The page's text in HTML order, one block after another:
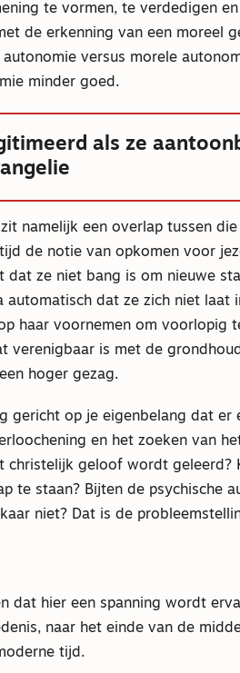
te vormen, te verdedigen
de erkenning van een moreel
versus morele
minder goed.
als ze
namelijk een overlap tussen
de notie van opkomen voor
ze niet bang is om nieuwe
dat ze zich niet laat
haar voornemen om voorlopig
verenigbaar is met de
hoger gezag.
gericht op je eigenbelang dat er
en het zoeken van
christelijk geloof wordt geleerd?
te staan? Bijten de psychische
niet? Dat is de
dat hier een spanning wordt
naar het einde van de
tijd.